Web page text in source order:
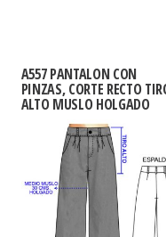
múltiples
variantes.
Las
opciones
pueden
A557 PANTALON CON
PINZAS, CORTE RECTO
ALTO MUSLO HOLGADO